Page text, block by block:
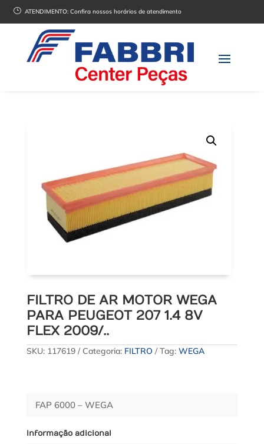
} ATENDIMENTO:Confira nossos horários de atendimento
FILTRO DE AR MOTOR WEGA
PARA PEUGEOT 207 1.4 8V
FLEX 2009/..
SKU: 117619 Categoria: FILTRO Tag: WEGA
FAP 6000 – WEGA
Informação adicional